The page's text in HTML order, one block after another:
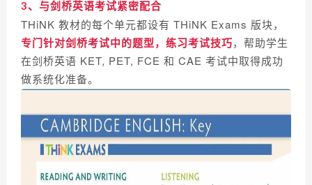
3、与剑桥英语考试紧密配合
THiNK 教材的每个单元都设有 THiNK Exams 版块，
专门针对剑桥考试中的题型，练习考试技巧，帮助学生
在剑桥英语 KET, PET, FCE 和 CAE 考试中取得成功
做系统化准备。